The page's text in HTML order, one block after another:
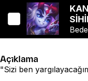
Açıklama
"Sizi ben